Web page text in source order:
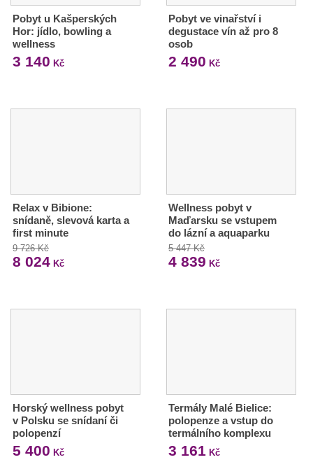
Pobyt u Kašperských
Hor: jídlo, bowling a
wellness
3 140 Kč
Pobyt ve vinařství i
degustace vín až pro 8
osob
2 490 Kč
Relax v Bibione:
snídaně, slevová karta a
first minute
9 726 Kč
8 024 Kč
Wellness pobyt v
Maďarsku se vstupem
do lázní a aquaparku
5 447 Kč
4 839 Kč
Horský wellness pobyt
v Polsku se snídaní či
polopenzí
5 400 Kč
Termály Malé Bielice:
polopenze a vstup do
termálního komplexu
3 161 Kč